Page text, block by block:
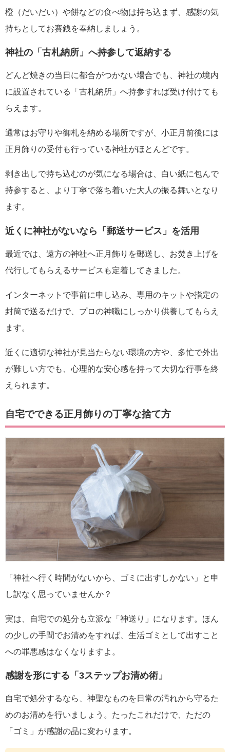
橙（だいだい）や餅などの食べ物は持ち込まず、感謝の気
持ちとしてお賽銭を奉納しましょう。
神社の「古札納所」へ持参して返納する
どんど焼きの当日に都合がつかない場合でも、神社の境内
に設置されている「古札納所」へ持参すれば受け付けても
らえます。
通常はお守りや御札を納める場所ですが、小正月前後には
正月飾りの受付も行っている神社がほとんどです。
剥き出しで持ち込むのが気になる場合は、白い紙に包んで
持参すると、より丁寧で落ち着いた大人の振る舞いとなり
ます。
近くに神社がないなら「郵送サービス」を活用
最近では、遠方の神社へ正月飾りを郵送し、お焚き上げを
代行してもらえるサービスも定着してきました。
インターネットで事前に申し込み、専用のキットや指定の
封筒で送るだけで、プロの神職にしっかり供養してもらえ
ます。
近くに適切な神社が見当たらない環境の方や、多忙で外出
が難しい方でも、心理的な安心感を持って大切な行事を終
えられます。
自宅でできる正月飾りの丁寧な捨て方
「神社へ行く時間がないから、ゴミに出すしかない」と申
し訳なく思っていませんか？
実は、自宅での処分も立派な「神送り」になります。ほん
の少しの手間でお清めをすれば、生活ゴミとして出すこと
への罪悪感はなくなりますよ。
感謝を形にする「3ステップお清め術」
自宅で処分するなら、神聖なものを日常の汚れから守るた
めのお清めを行いましょう。たったこれだけで、ただの
「ゴミ」が感謝の品に変わります。